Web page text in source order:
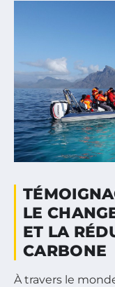
LE
ET LA
CARBONE
À travers le